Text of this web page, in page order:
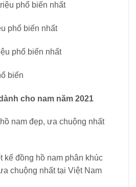
phổ biến nhất
phổ biến nhất
phổ biến nhất
biến
cho nam năm 2021
kế đồng hồ nam phân khúc
chuộng nhất tại Việt Nam